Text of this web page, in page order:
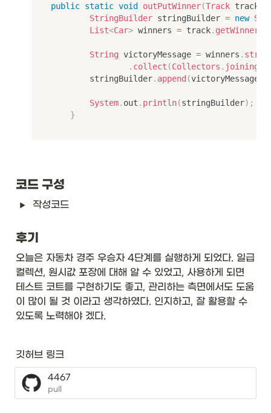
public static void outPutWinner(Track track
StringBuilder stringBuilder = new
List<Car> winners = track.
String victoryMessage = winners .
. collect (Collectors . joining
        stringBuilder
. append (victoryMessage
System. out . println(stringBuilder) ;
}
코드 구성
작성코드
후기
오늘은 자동차 경주 우승자 4단계를 실행하게 되었다. 일급
컬렉션, 원시값 포장에 대해 알 수 있었고, 사용하게 되면
테스트 코트를 구현하기도 좋고, 관리하는 측면에서도 도움
이 많이 될 것 이라고 생각하였다. 인지하고, 잘 활용할 수
있도록 노력해야 겠다.
깃허브 링크
4467
pull